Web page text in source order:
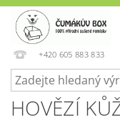
+420 605 883 833
HOVĚZÍ